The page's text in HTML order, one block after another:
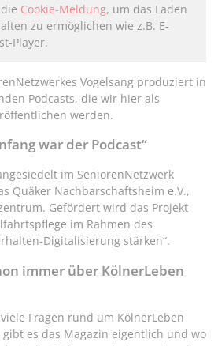
Cookie-Meldung, um das Laden
zu ermöglichen wie z.B. E-
Player.
Vogelsang produziert in
Podcasts, die wir hier als
werden.
war der Podcast“
im SeniorenNetzwerk
Quäker Nachbarschaftsheim e.V.,
Gefördert wird das Projekt
im Rahmen des
Digitalisierung stärken“.
immer über KölnerLeben
Fragen rund um KölnerLeben
es das Magazin eigentlich und wo